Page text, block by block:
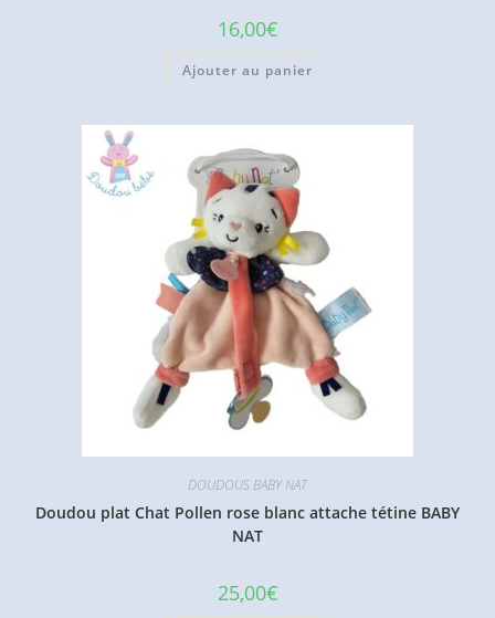
16,00€
Ajouter au panier
DOUDOUS BABY NAT
Doudou plat Chat Pollen rose blanc attache tétine BABY
NAT
25,00€